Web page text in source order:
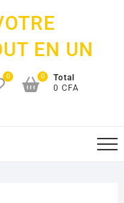
EN UN
0
Total
0 CFA
0